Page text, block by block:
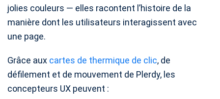
jolies couleurs — elles racontent l’histoire de la
manière dont les utilisateurs interagissent avec
une page.
Grâce aux cartes de thermique de clic, de
défilement et de mouvement de Plerdy, les
concepteurs UX peuvent :